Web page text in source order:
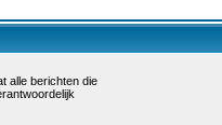
alle berichten die